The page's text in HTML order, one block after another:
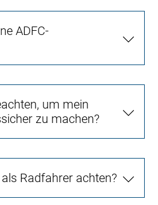
ADFC-
um mein
zu machen?
Radfahrer achten?